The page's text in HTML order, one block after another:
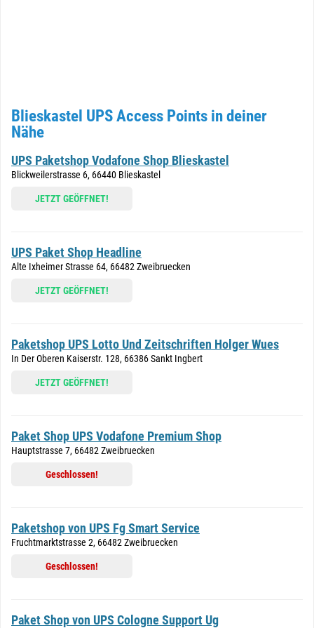
Blieskastel UPS Access Points in deiner
Nähe
UPS Paketshop Vodafone Shop Blieskastel
Blickweilerstrasse 6, 66440 Blieskastel
JETZT GEÖFFNET!
UPS Paket Shop Headline
Alte Ixheimer Strasse 64, 66482 Zweibruecken
JETZT GEÖFFNET!
Paketshop UPS Lotto Und Zeitschriften Holger Wues
In Der Oberen Kaiserstr. 128, 66386 Sankt Ingbert
JETZT GEÖFFNET!
Paket Shop UPS Vodafone Premium Shop
Hauptstrasse 7, 66482 Zweibruecken
Geschlossen!
Paketshop von UPS Fg Smart Service
Fruchtmarktstrasse 2, 66482 Zweibruecken
Geschlossen!
Paket Shop von UPS Cologne Support Ug